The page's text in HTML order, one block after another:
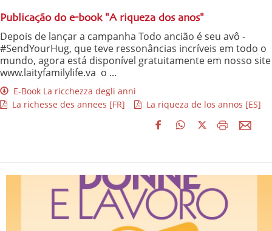
Publicação do e-book "A riqueza dos anos"
Depois de lançar a campanha Todo ancião é seu avô -
#SendYourHug, que teve ressonâncias incríveis em todo o
mundo, agora está disponível gratuitamente em nosso site
www.laityfamilylife.va o ...
E-Book La ricchezza degli anni
La richesse des annees [FR]
La riqueza de los annos [ES]